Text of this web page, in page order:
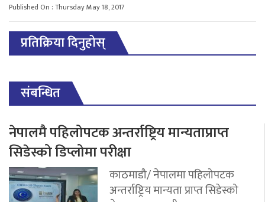
Published On : Thursday May 18, 2017
प्रतिक्रिया दिनुहोस्
संबन्धित
नेपालमै पहिलोपटक अन्तर्राष्ट्रिय मान्यताप्राप्त
सिडेस्को डिप्लोमा परीक्षा
काठमाडौ/ नेपालमा पहिलोपटक
अन्तर्राष्ट्रिय मान्यता प्राप्त सिडेस्को